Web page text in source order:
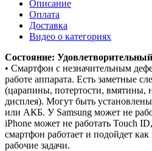
Описание
Оплата
Доставка
Видео о категориях
Состояние: Удовлетворительный
• Смартфон с незначительным
работе аппарата. Есть заметные
(царапины, потертости, вмятины,
дисплея). Могут быть
или АКБ. У Samsung может не
iPhone может не работать Touch
смартфон работает и подойдет
рабочие задачи.